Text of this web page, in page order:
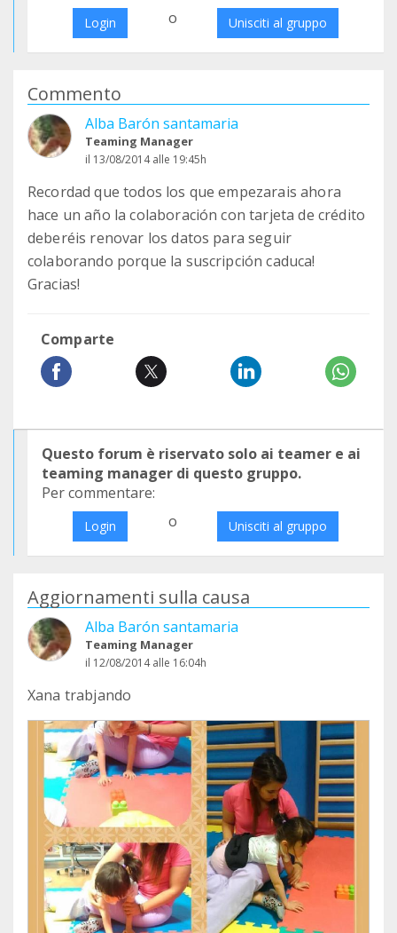
Login o Unisciti al gruppo
Commento
Alba Barón santamaria
Teaming Manager
il 13/08/2014 alle 19:45h
Recordad que todos los que empezarais ahora
hace un año la colaboración con tarjeta de crédito
deberéis renovar los datos para seguir
colaborando porque la suscripción caduca!
Gracias!
Comparte
Questo forum è riservato solo ai teamer e ai
teaming manager di questo gruppo.
Per commentare:
Login o Unisciti al gruppo
Aggiornamenti sulla causa
Alba Barón santamaria
Teaming Manager
il 12/08/2014 alle 16:04h
Xana trabjando